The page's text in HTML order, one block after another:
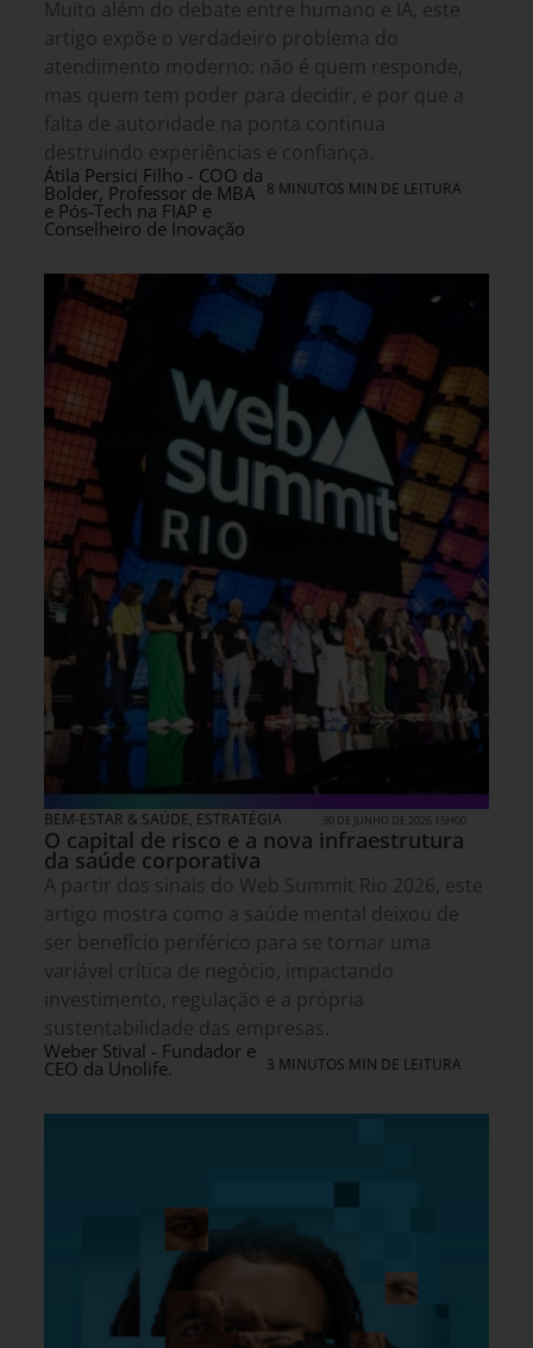
Muito além do debate entre humano e IA, este
artigo expõe o verdadeiro problema do
atendimento moderno: não é quem responde,
mas quem tem poder para decidir, e por que a
falta de autoridade na ponta continua
destruindo experiências e confiança.
Átila Persici Filho - COO da
Bolder, Professor de MBA
e Pós-Tech na FIAP e
Conselheiro de Inovação
8 MINUTOS MIN DE LEITURA
BEM-ESTAR & SAÚDE, ESTRATÉGIA 30 DE JUNHO DE 2026 15H00
O capital de risco e a nova infraestrutura
da saúde corporativa
A partir dos sinais do Web Summit Rio 2026, este
artigo mostra como a saúde mental deixou de
ser benefício periférico para se tornar uma
variável crítica de negócio, impactando
investimento, regulação e a própria
sustentabilidade das empresas.
Weber Stival - Fundador e
CEO da Unolife. 3 MINUTOS MIN DE LEITURA